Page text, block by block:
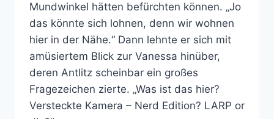
Mundwinkel hätten befürchten können. „Jo
das könnte sich lohnen, denn wir wohnen
hier in der Nähe.“ Dann lehnte er sich mit
amüsiertem Blick zur Vanessa hinüber,
deren Antlitz scheinbar ein großes
Fragezeichen zierte. „Was ist das hier?
Versteckte Kamera – Nerd Edition? LARP or